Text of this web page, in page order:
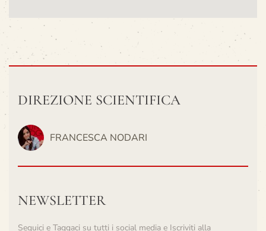
DIREZIONE SCIENTIFICA
FRANCESCA NODARI
NEWSLETTER
Seguici e Taggaci su tutti i social media e Iscriviti alla